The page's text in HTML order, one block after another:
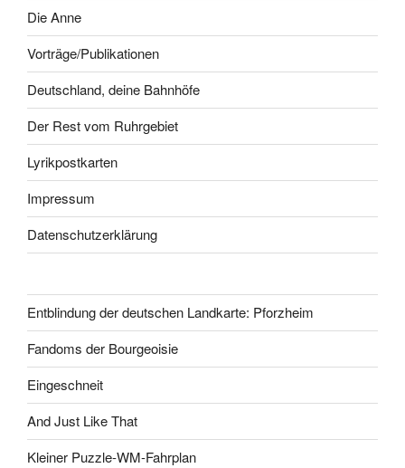
Die Anne
Vorträge/Publikationen
Deutschland, deine Bahnhöfe
Der Rest vom Ruhrgebiet
Lyrikpostkarten
Impressum
Datenschutzerklärung
Entblindung der deutschen Landkarte: Pforzheim
Fandoms der Bourgeoisie
Eingeschneit
And Just Like That
Kleiner Puzzle-WM-Fahrplan